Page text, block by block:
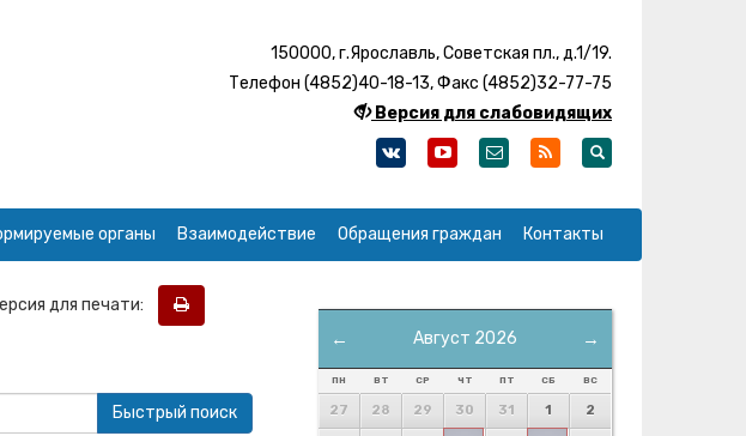
150000, г.Ярославль, Советская пл., д.1/19.
Телефон (4852)40-18-13, Факс (4852)32-77-75
Версия для слабовидящих
органы Взаимодействие Обращения граждан Контакты
для печати:
← →
Август 2026
ПН ВТ СР ЧТ ПТ СБ ВС
27 28 29 30 31 1 2